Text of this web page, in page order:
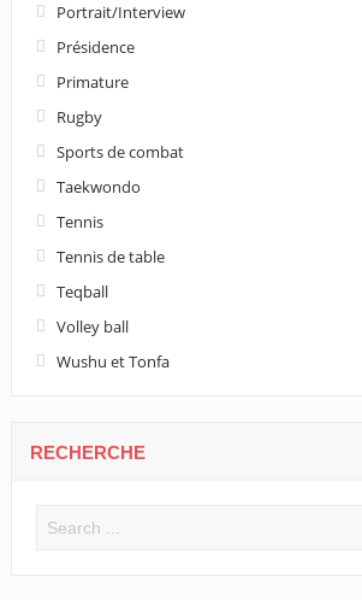
Portrait/Interview
Présidence
Primature
Rugby
Sports de combat
Taekwondo
Tennis
Tennis de table
Teqball
Volley ball
Wushu et Tonfa
RECHERCHE